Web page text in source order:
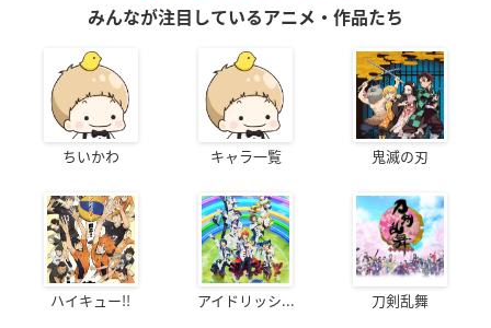
みんなが注目しているアニメ・作品たち
ちいかわ キャラ一覧 鬼滅の刃
ハイキュー!! アイドリッシ... 刀剣乱舞